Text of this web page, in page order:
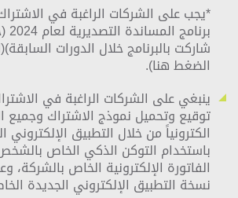
*يجب على الشركات الراغبة في
شاركت بالبرنامج خلال الدورات
الضغطهنا).
ينبغي على الشركات الراغبة في
توقيع وتحميل نموذج الاشتراك وجميع
الكترونياً من خلال التطبيق الإلكتروني
باستخدام التوكن الذكي الخاص
الفاتورة الإلكترونية الخاص بالشركة،
نسخة التطبيق الإلكتروني الجديدة